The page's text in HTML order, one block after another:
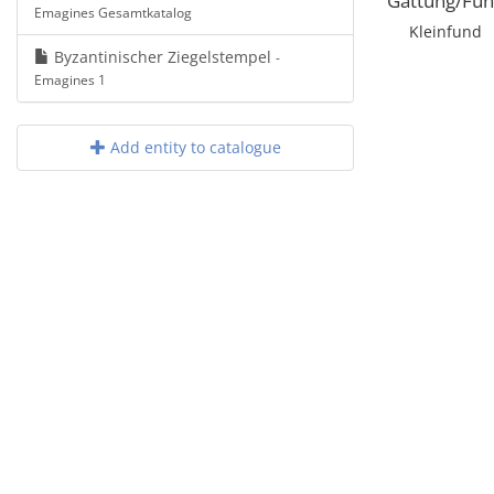
Emagines Gesamtkatalog
Byzantinischer Ziegelstempel -
Emagines 1
Add entity to catalogue
Kleinfund